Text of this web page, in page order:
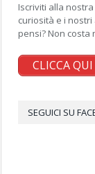
Iscriviti alla nostra
curiosità e i
pensi? Non
CLICCA
SEGUICI SU